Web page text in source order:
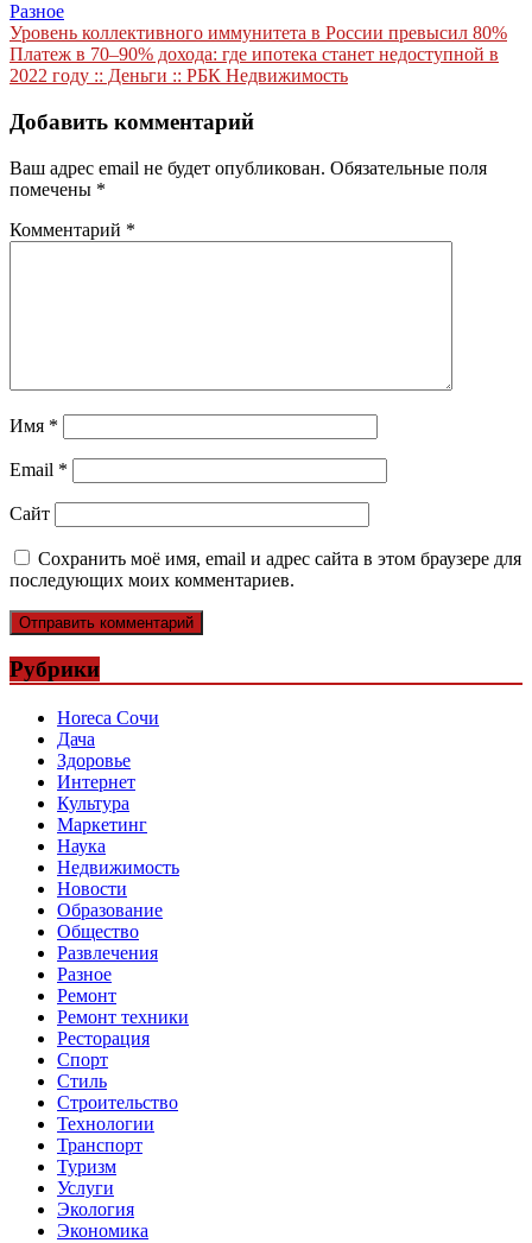
Разное
Навигация
по
Уровень коллективного иммунитета в России превысил 80%
Платеж в 70–90% дохода: где ипотека станет недоступной в
2022 году :: Деньги :: РБК Недвижимость
Добавить комментарий
Ваш адрес email не будет опубликован. Обязательные поля
помечены *
Комментарий *
Имя *
Email *
Сайт
Сохранить моё имя, email и адрес сайта в этом браузере для
последующих моих комментариев.
Рубрики
Horeca Сочи
Дача
Здоровье
Интернет
Культура
Маркетинг
Наука
Недвижимость
Новости
Образование
Общество
Развлечения
Разное
Ремонт
Ремонт техники
Ресторация
Спорт
Стиль
Строительство
Технологии
Транспорт
Туризм
Услуги
Экология
Экономика